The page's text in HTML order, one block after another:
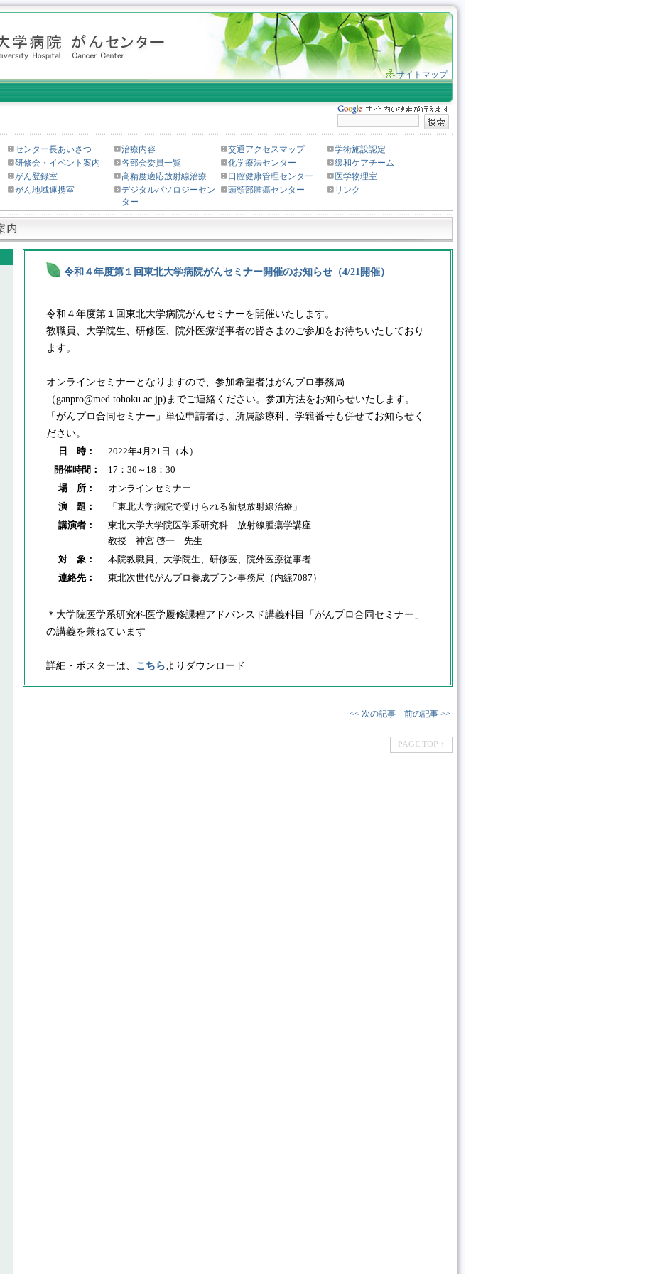
サイトマップ
センター長あいさつ 治療内容 交通アクセスマップ
学術施設認定
研修会・イベント案内 各部会委員一覧 化学療法センター
緩和ケアチーム
がん登録室 高精度適応放射線治療 口腔健康管理センター
医学物理室
がん地域連携室
デジタルパソロジーセン
ター
頭頸部腫瘍センター リンク
令和４年度第１回東北大学病院がんセミナー開催のお知らせ（4/21開催）
令和４年度第１回東北大学病院がんセミナーを開催いたします。
教職員、大学院生、研修医、院外医療従事者の皆さまのご参加をお待ちいたしており
ます。
オンラインセミナーとなりますので、参加希望者はがんプロ事務局
（ganpro@med.tohoku.ac.jp)までご連絡ください。参加方法をお知らせいたします。
「がんプロ合同セミナー」単位申請者は、所属診療科、学籍番号も併せてお知らせく
ださい。
日 時：
2022年4月21日（木）
開催時間：
17：30～18：30
場 所：
オンラインセミナー
演 題：
「東北大学病院で受けられる新規放射線治療」
講演者：
東北大学大学院医学系研究科 放射線腫瘍学講座
教授 神宮 啓一 先生
対 象：
本院教職員、大学院生、研修医、院外医療従事者
連絡先：
東北次世代がんプロ養成プラン事務局（内線7087）
＊大学院医学系研究科医学履修課程アドバンスド講義科目「がんプロ合同セミナー」
の講義を兼ねています
詳細・ポスターは、 こちらよりダウンロード
<< 次の記事 前の記事 >>
PAGE TOP ↑